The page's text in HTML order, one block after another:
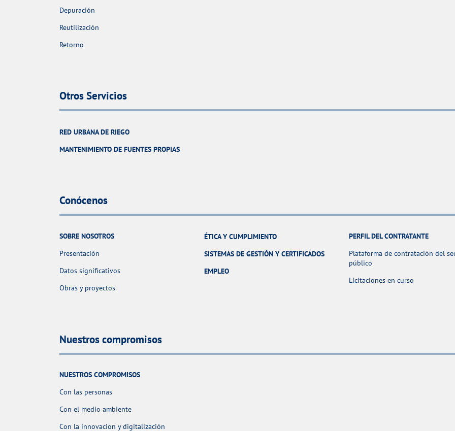
Depuración
Reutilización
Retorno
Otros Servicios
RED URBANA DE RIEGO
MANTENIMIENTO DE FUENTES PROPIAS
Conócenos
SOBRE NOSOTROS
Presentación
Datos significativos
Obras y proyectos
ÉTICA Y CUMPLIMIENTO
SISTEMAS DE GESTIÓN Y CERTIFICADOS
EMPLEO
PERFIL DEL CONTRATANTE
Plataforma de contratación del
público
Licitaciones en curso
Nuestros compromisos
NUESTROS COMPROMISOS
Con las personas
Con el medio ambiente
Con la innovacion y digitalización